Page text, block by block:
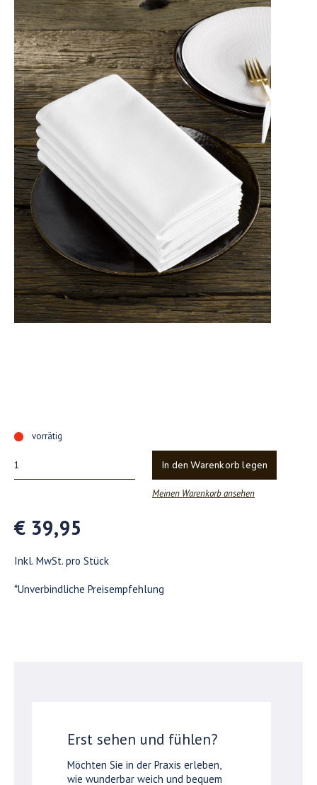
vorrätig
In den Warenkorb legen
Meinen Warenkorb ansehen
€ 39,95
Inkl. MwSt. pro Stück
*Unverbindliche Preisempfehlung
Erst sehen und fühlen?
Möchten Sie in der Praxis erleben,
wie wunderbar weich und bequem